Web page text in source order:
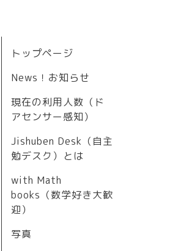
トップページ
News！お知らせ
現在の利用人数（ド
アセンサー感知）
Jishuben Desk（自主
勉デスク）とは
with Math
books（数学好き大歓
迎）
写真